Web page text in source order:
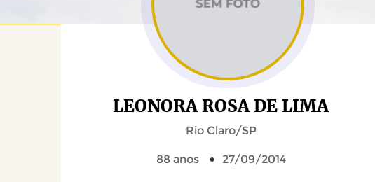
LEONORA ROSA DE LIMA
Rio Claro/SP
88 anos 27/09/2014